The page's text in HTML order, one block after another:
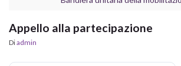
Appello alla partecipazione
Diadmin